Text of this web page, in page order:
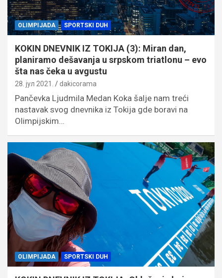
OLIMPIJADA SPORTSKI DUH
KOKIN DNEVNIK IZ TOKIJA (3): Miran dan,
planiramo dešavanja u srpskom triatlonu – evo
šta nas čeka u avgustu
28. јул 2021. dakicorama
Pančevka Ljudmila Medan Koka šalje nam treći
nastavak svog dnevnika iz Tokija gde boravi na
Olimpijskim…
OLIMPIJADA SPORTSKI DUH